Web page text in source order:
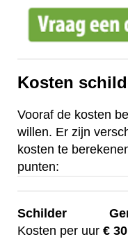
Kosten
Vooraf de kosten
willen. Er zijn
kosten te
punten:
Schilder
Kosten per uur € 30